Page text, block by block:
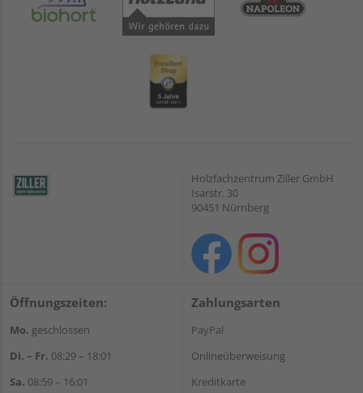
Holzfachzentrum Ziller GmbH
Isarstr. 30
90451 Nürnberg
Öffnungszeiten:
Mo. geschlossen
Di. – Fr. 08:29 – 18:01
Sa. 08:59 – 16:01
Zahlungsarten
PayPal
Onlineüberweisung
Kreditkarte